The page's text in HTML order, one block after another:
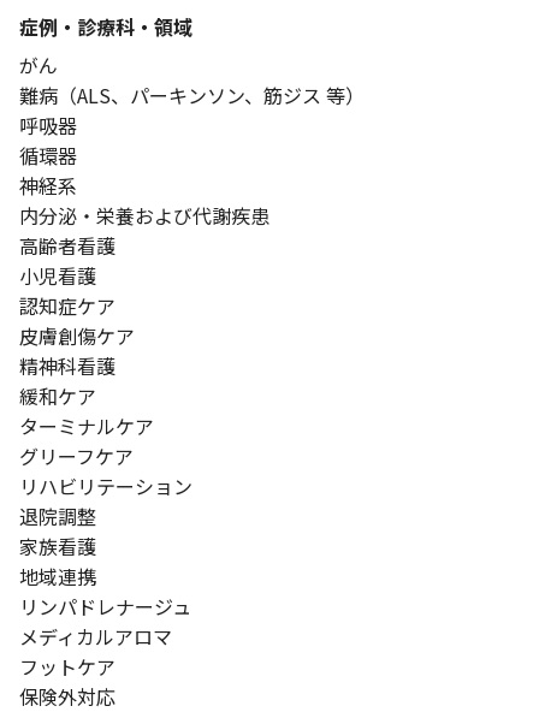
症例・診療科・ 領域
がん
難病（ALS、パーキンソン、筋ジス 等）
呼吸器
循環器
神経系
内分泌・栄養および代謝疾患
高齢者看護
小児看護
認知症ケア
皮膚創傷ケア
精神科看護
緩和ケア
ターミナルケア
グリーフケア
リハビリテーション
退院調整
家族看護
地域連携
リンパドレナージュ
メディカルアロマ
フットケア
保険外対応